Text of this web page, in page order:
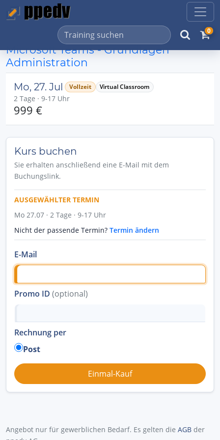
0
Microsoft Teams - Grundlagen
Administration
Mo, 27. Jul Vollzeit Virtual Classroom
2 Tage · 9-17 Uhr
999 €
Kurs buchen
Sie erhalten anschließend eine E-Mail mit dem
Buchungslink.
AUSGEWÄHLTER TERMIN
Mo 27.07 · 2 Tage · 9-17 Uhr
Nicht der passende Termin? Termin ändern
E-Mail
Promo ID (optional)
Rechnung per
Post
Angebot nur für gewerblichen Bedarf. Es gelten die AGB der